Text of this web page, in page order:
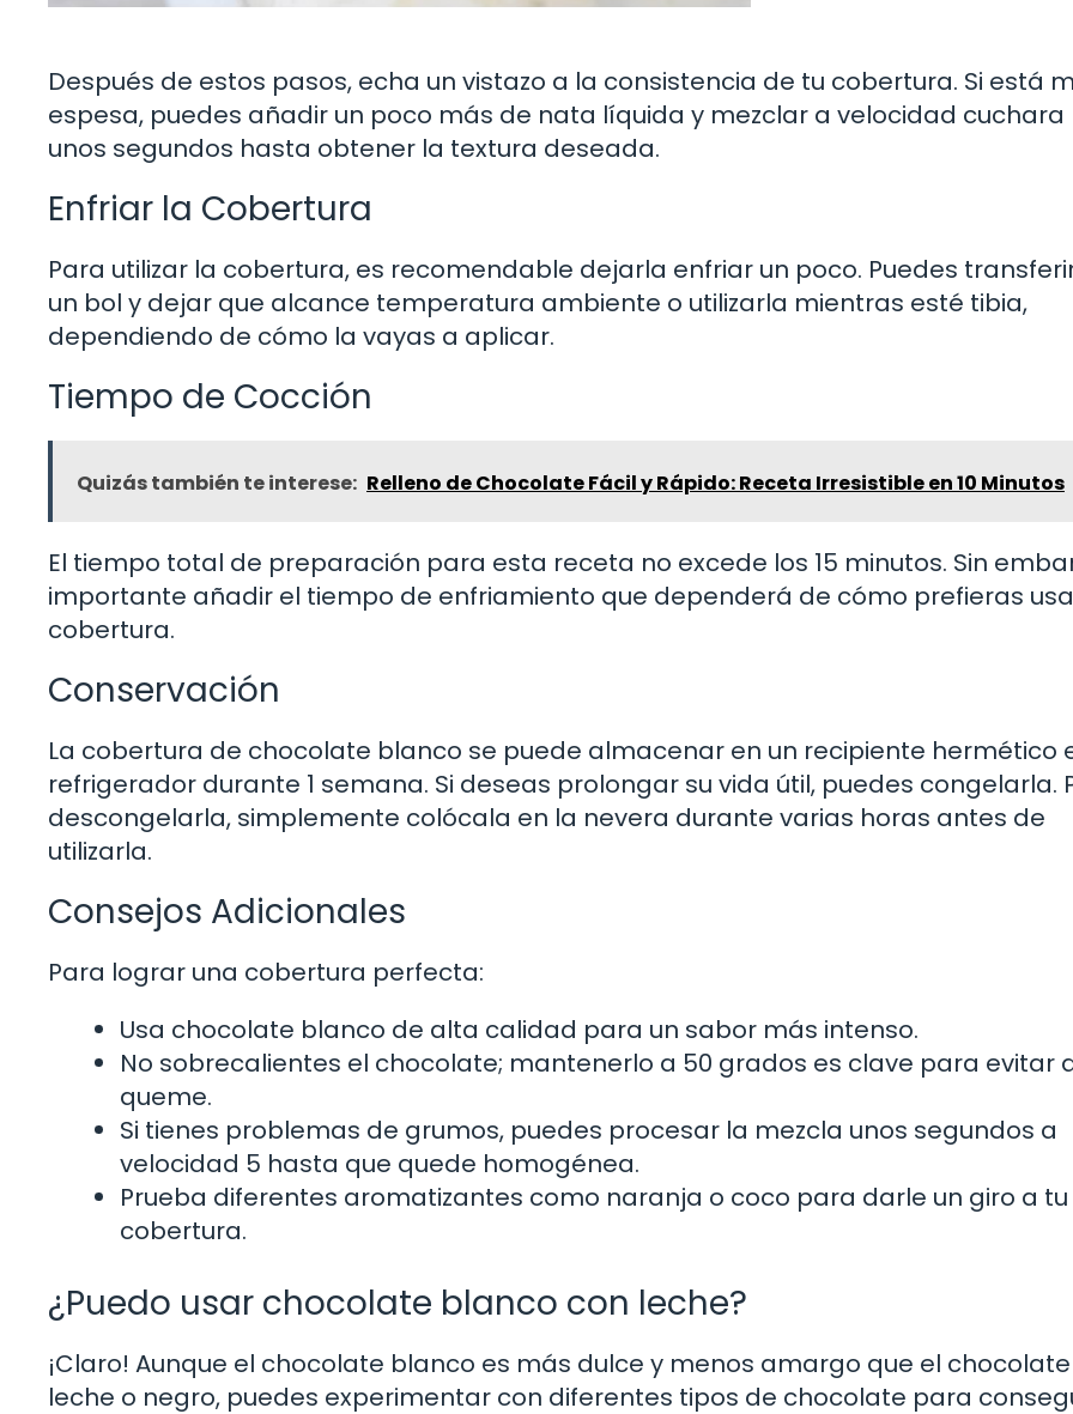
Después de estos pasos, echa un vistazo a la consistencia de tu cobertura. Si está
espesa, puedes añadir un poco más de nata líquida y mezclar a velocidad cuchara
unos segundos hasta obtener la textura deseada.
Enfriar la Cobertura
Para utilizar la cobertura, es recomendable dejarla enfriar un poco. Puedes
un bol y dejar que alcance temperatura ambiente o utilizarla mientras esté tibia,
dependiendo de cómo la vayas a aplicar.
Tiempo de Cocción
Quizás también te interese: Relleno de Chocolate Fácil y Rápido: Receta Irresistible en 10 Minutos
El tiempo total de preparación para esta receta no excede los 15 minutos. Sin
importante añadir el tiempo de enfriamiento que dependerá de cómo prefieras
cobertura.
Conservación
La cobertura de chocolate blanco se puede almacenar en un recipiente hermético
refrigerador durante 1 semana. Si deseas prolongar su vida útil, puedes congelarla.
descongelarla, simplemente colócala en la nevera durante varias horas antes de
utilizarla.
Consejos Adicionales
Para lograr una cobertura perfecta:
Usa chocolate blanco de alta calidad para un sabor más intenso.
No sobrecalientes el chocolate; mantenerlo a 50 grados es clave para evitar
queme.
Si tienes problemas de grumos, puedes procesar la mezcla unos segundos a
velocidad 5 hasta que quede homogénea.
Prueba diferentes aromatizantes como naranja o coco para darle un giro a tu
cobertura.
¿Puedo usar chocolate blanco con leche?
¡Claro! Aunque el chocolate blanco es más dulce y menos amargo que el
leche o negro, puedes experimentar con diferentes tipos de chocolate para